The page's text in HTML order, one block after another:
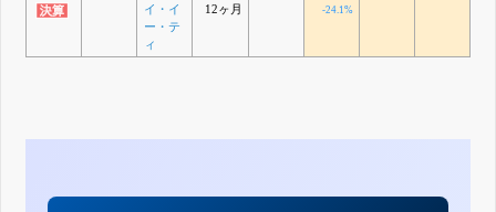
イ・イ
ー・テ
ィ
12ヶ月
-24.1%